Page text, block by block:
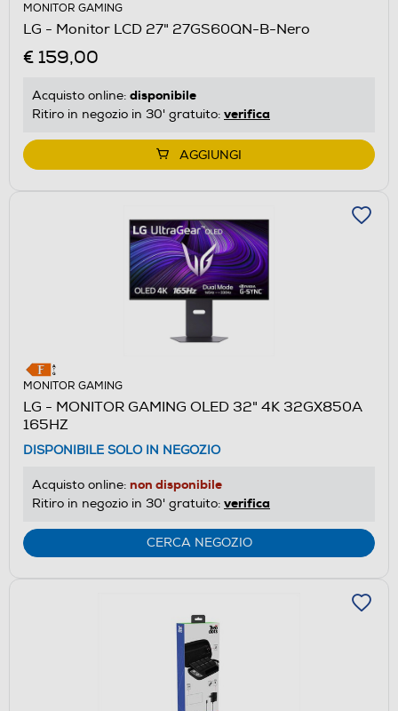
MONITOR GAMING
LG - Monitor LCD 27" 27GS60QN-B-Nero
€ 159,00
Acquisto online: disponibile
Ritiro in negozio in 30' gratuito: verifica
AGGIUNGI
MONITOR GAMING
LG - MONITOR GAMING OLED 32" 4K 32GX850A
165HZ
DISPONIBILE SOLO IN NEGOZIO
Acquisto online: non disponibile
Ritiro in negozio in 30' gratuito: verifica
CERCA NEGOZIO